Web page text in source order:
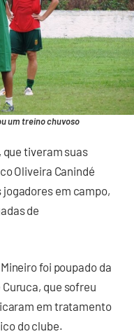
um treino chuvoso
que tiveram suas
Oliveira Canindé
em campo,
de
foi poupado da
que sofreu
em tratamento
do clube.